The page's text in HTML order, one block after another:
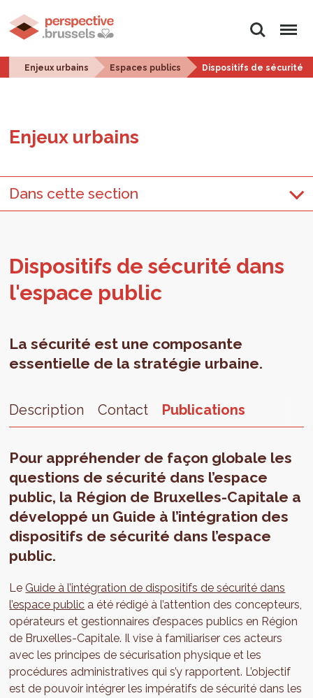
Rechercher
Menu
Enjeux urbains Espaces publics Dispositifs de sécurité
Enjeux urbains
Dans cette section
Dis­po­si­tifs de sécu­rité dans
l'es­pace public
La sécurité est une composante
essentielle de la stratégie urbaine.
Description Contact Publications
Pour appréhender de façon globale les
questions de sécurité dans l’espace
public, la Région de Bruxelles-Capitale a
développé un Guide à l’intégration des
dispositifs de sécurité dans l’espace
public.
Le Guide à l’intégration de dispositifs de sécurité dans
l’espace public a été rédigé à l’attention des concepteurs,
opérateurs et gestionnaires d’espaces publics en Région
de Bruxelles-Capitale. Il vise à familiariser ces acteurs
avec les principes de sécurisation physique et les
procédures administratives qui s’y rapportent. L’objectif
est de pouvoir intégrer les impératifs de sécurité dans les